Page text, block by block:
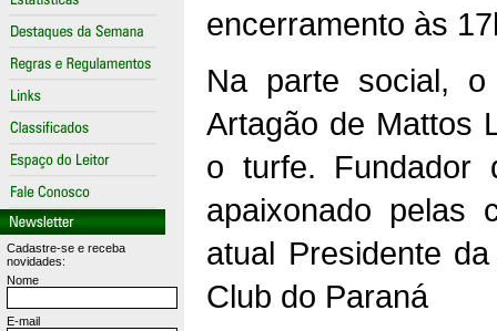
Cadastre-se e receba
novidades:
Nome
E-mail
encerramento às
Na parte social,
Artagão de Mattos
o turfe. Fundador
apaixonado pelas
atual Presidente
Club do Paraná